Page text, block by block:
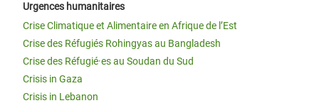
Urgences humanitaires
Crise Climatique et Alimentaire en Afrique de l’Est
Crise des Réfugiés Rohingyas au Bangladesh
Crise des Réfugié·es au Soudan du Sud
Crisis in Gaza
Crisis in Lebanon